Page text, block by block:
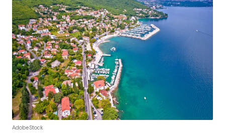
AdobeStock